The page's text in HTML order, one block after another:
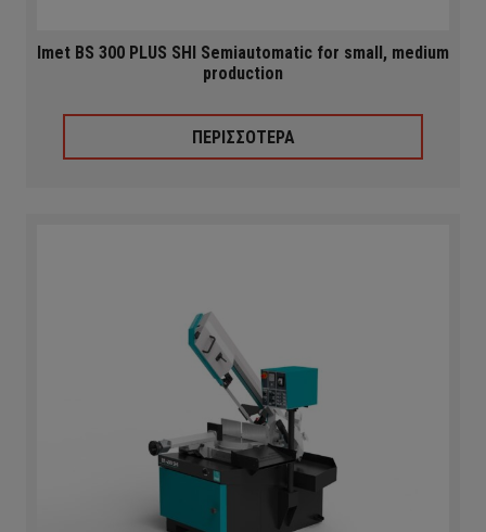
Imet BS 300 PLUS SHI Semiautomatic for small, medium
production
ΠΕΡΙΣΣΟΤΕΡΑ